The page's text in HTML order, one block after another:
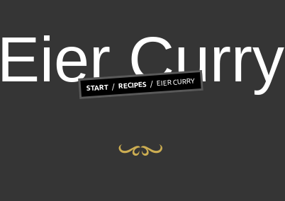
Eier Curry
START RECIPES EIER CURRY